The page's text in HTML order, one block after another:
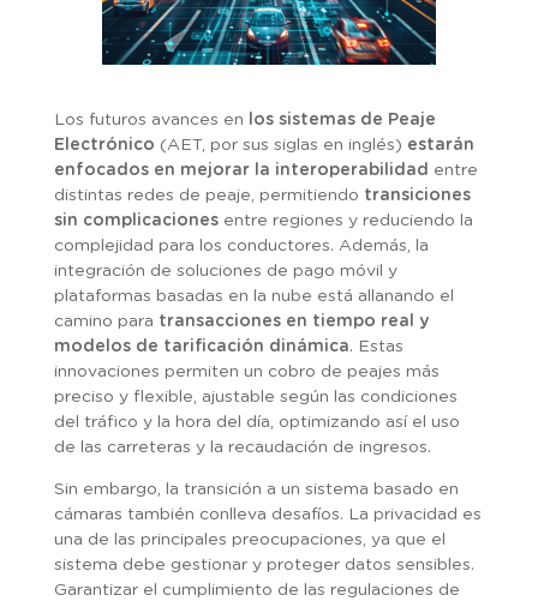
Los futuros avances en
los sistemas de Peaje
Electrónico (AET, por sus siglas en inglés) estarán
enfocados en mejorar la interoperabilidad entre
distintas redes de peaje, permitiendo transiciones
sin complicacionesentre regiones y reduciendo la
complejidad para los conductores. Además, la
integración de soluciones de pago móvil y
plataformas basadas en la nube está allanando el
camino para transacciones en tiempo real y
modelos de tarificación dinámica. Estas
innovaciones permiten un cobro de peajes más
preciso y flexible, ajustable según las condiciones
del tráfico y la hora del día, optimizando así el uso
de las carreteras y la recaudación de ingresos.
Sin embargo, la transición a un sistema basado en
cámaras también conlleva desafíos. La privacidad es
una de las principales preocupaciones, ya que el
sistema debe gestionar y proteger datos sensibles.
Garantizar el cumplimiento de las regulaciones de